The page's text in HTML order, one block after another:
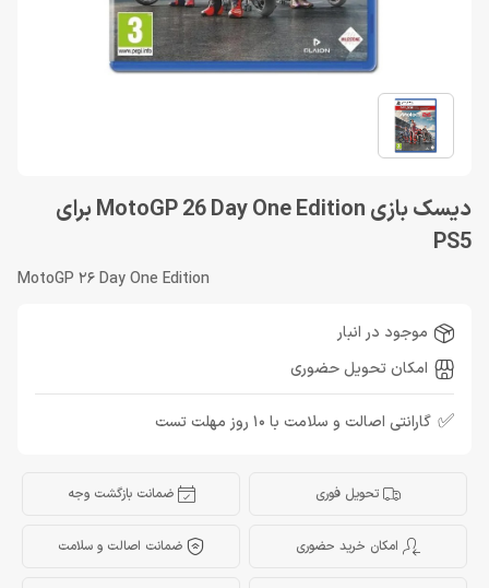
دیسک بازی MotoGP 26 Day One Edition برای
PS5
MotoGP 26 Day One Edition
موجود در انبار
امکان تحویل حضوری
✅ گارانتی اصالت و سلامت با 10 روز مهلت تست
تحویل فوری ضمانت بازگشت وجه
امکان خرید حضوری ضمانت اصالت و سلامت